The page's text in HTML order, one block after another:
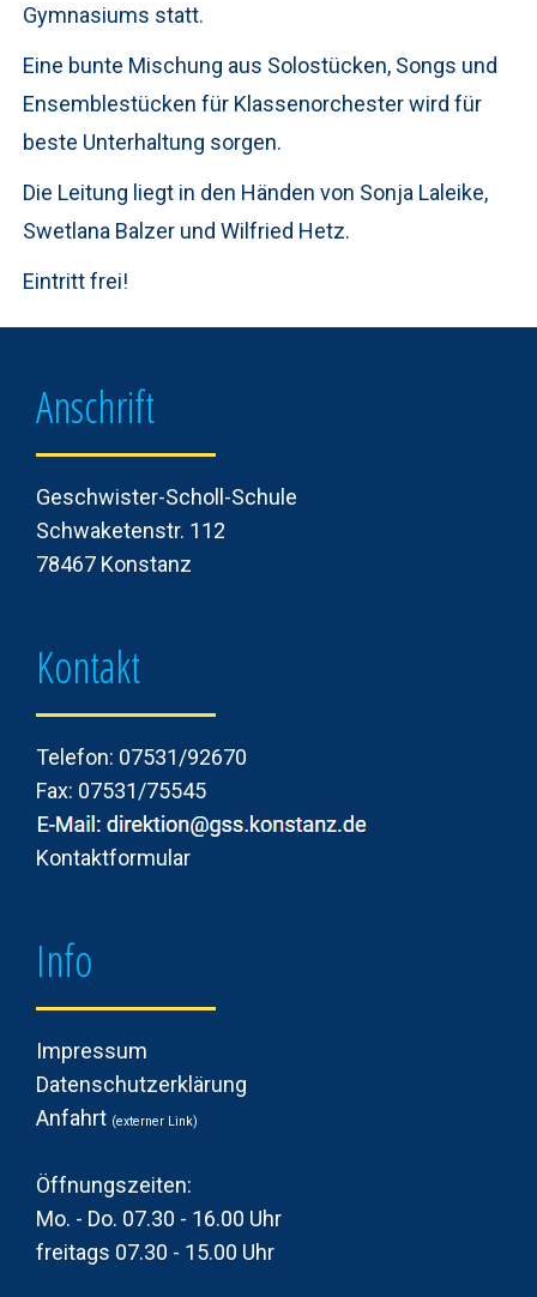
Gymnasiums statt.
Eine bunte Mischung aus Solostücken, Songs und
Ensemblestücken für Klassenorchester wird für
beste Unterhaltung sorgen.
Die Leitung liegt in den Händen von Sonja Laleike,
Swetlana Balzer und Wilfried Hetz.
Eintritt frei!
Anschrift
Geschwister-Scholl-Schule
Schwaketenstr. 112
78467 Konstanz
Kontakt
Telefon: 07531/92670
Fax: 07531/75545
Kontaktformular
Info
Impressum
Datenschutzerklärung
Anfahrt (externer Link)
Öffnungszeiten:
Mo. - Do. 07.30 - 16.00 Uhr
freitags 07.30 - 15.00 Uhr